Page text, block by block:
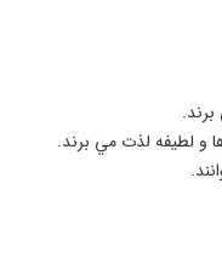
و لطيفه لذت مي برند.